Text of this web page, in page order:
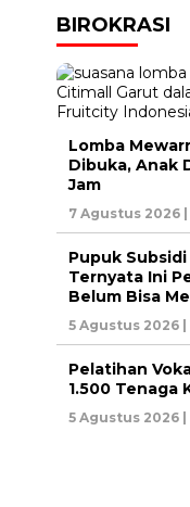
BIROKRASI
Lomba
Dibuka, Anak
Jam
7 Agustus 2026 |
Pupuk
Ternyata Ini
Belum Bisa
5 Agustus 2026 |
Pelatihan
1.500 Tenaga
5 Agustus 2026 |